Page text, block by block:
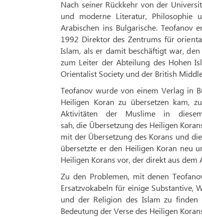
Nach seiner Rückkehr von der
und moderne Literatur, Philosophie
Arabischen ins Bulgarische.
1992 Direktor des Zentrums für
Islam, als er damit beschäftigt war,
zum Leiter der Abteilung des Hohen
Orientalist Society und der British
Teofanov wurde von einem Verlag in
Heiligen Koran zu übersetzen kam,
Aktivitäten der Muslime in
sah, die Übersetzung des Heiligen
mit der Übersetzung des Korans und
übersetzte er den Heiligen Koran neu
Heiligen Korans vor, der direkt aus dem
Zu den Problemen, mit denen
Ersatzvokabeln für einige Substantive,
und der Religion des Islam zu finden
Bedeutung der Verse des Heiligen